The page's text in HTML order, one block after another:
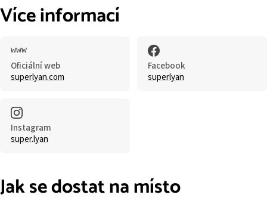
Více informací
Oficiální web
superlyan.com
Facebook
superlyan
Instagram
super.lyan
Jak se dostat na místo